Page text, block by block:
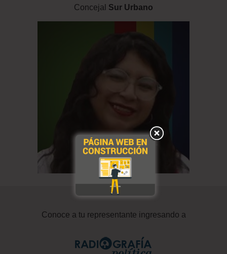
Concejal Sur Urbano
Conoce a tu representante ingresando a